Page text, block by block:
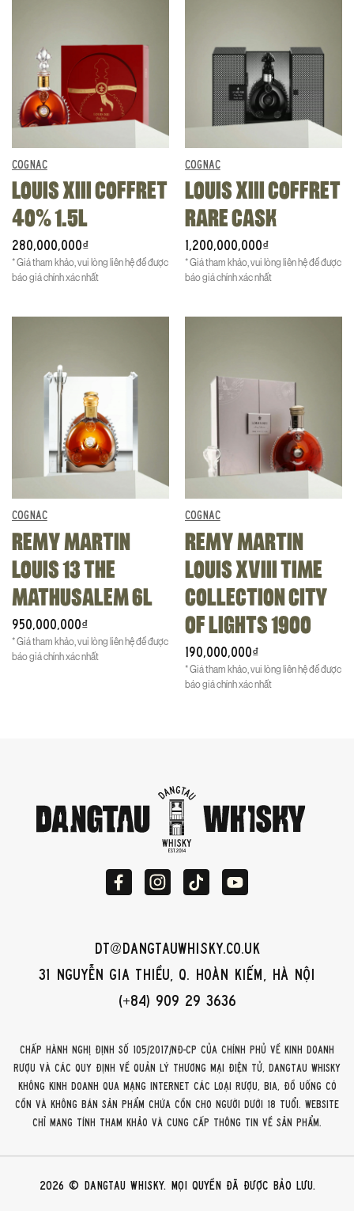
COGNAC
LOUIS XIII COFFRET
40% 1.5L
280,000,000₫
* Giá tham khảo, vui lòng liên hệ để được
báo giá chính xác nhất
COGNAC
LOUIS XIII COFFRET
RARE CASK
1,200,000,000₫
* Giá tham khảo, vui lòng liên hệ để được
báo giá chính xác nhất
COGNAC
REMY MARTIN
LOUIS 13 THE
MATHUSALEM 6L
950,000,000₫
* Giá tham khảo, vui lòng liên hệ để được
báo giá chính xác nhất
COGNAC
REMY MARTIN
LOUIS XVIII TIME
COLLECTION CITY
OF LIGHTS 1900
190,000,000₫
* Giá tham khảo, vui lòng liên hệ để được
báo giá chính xác nhất
dt@dangtauwhisky.co.uk
31 Nguyễn Gia Thiều, Q. Hoàn Kiếm, Hà Nội
(+84) 909 29 3636
Chấp hành Nghị định số 105/2017/NĐ-CP của Chính phủ về kinh doanh
rượu và các quy định về quản lý thương mại điện tử, DangTau Whisky
không kinh doanh qua mạng internet các loại rượu, bia, đồ uống có
cồn và không bán sản phẩm chứa cồn cho người dưới 18 tuổi. Website
chỉ mang tính tham khảo và cung cấp thông tin về sản phẩm.
2026 © DangTau Whisky. Mọi quyền đã được bảo lưu.